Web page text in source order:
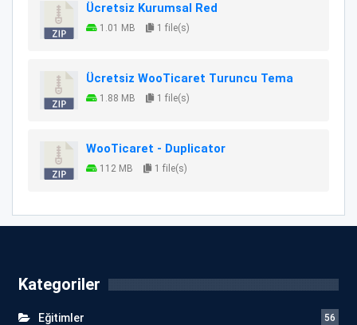
Ücretsiz Kurumsal Red
1.01 MB 1 file(s)
Ücretsiz WooTicaret Turuncu Tema
1.88 MB 1 file(s)
WooTicaret - Duplicator
112 MB 1 file(s)
Kategoriler
Eğitimler 56